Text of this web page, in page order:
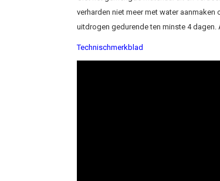
verharden niet meer met water
uitdrogen gedurende ten minste 4 dagen.
Technischmerkblad